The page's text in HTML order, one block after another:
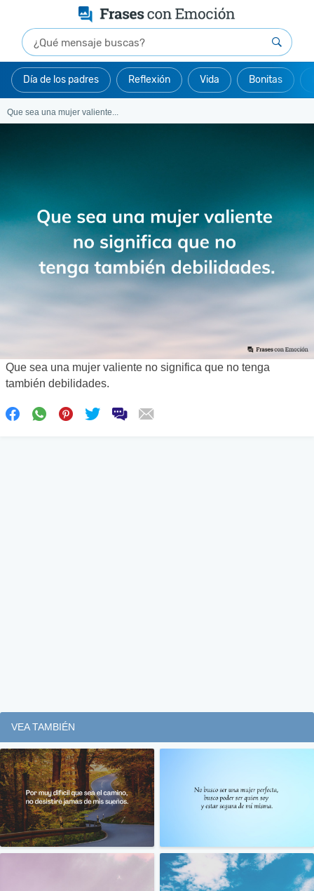
Día de los padres Reflexión Vida Bonitas
Que sea una mujer valiente...
Que sea una mujer valiente no significa que no tenga
también debilidades.
VEA TAMBIÉN